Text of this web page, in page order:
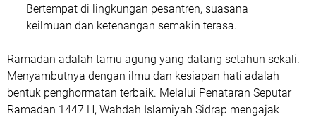
Bertempat di lingkungan pesantren, suasana
keilmuan dan ketenangan semakin terasa.
Ramadan adalah tamu agung yang datang setahun sekali.
Menyambutnya dengan ilmu dan kesiapan hati adalah
bentuk penghormatan terbaik. Melalui Penataran Seputar
Ramadan 1447 H, Wahdah Islamiyah Sidrap mengajak